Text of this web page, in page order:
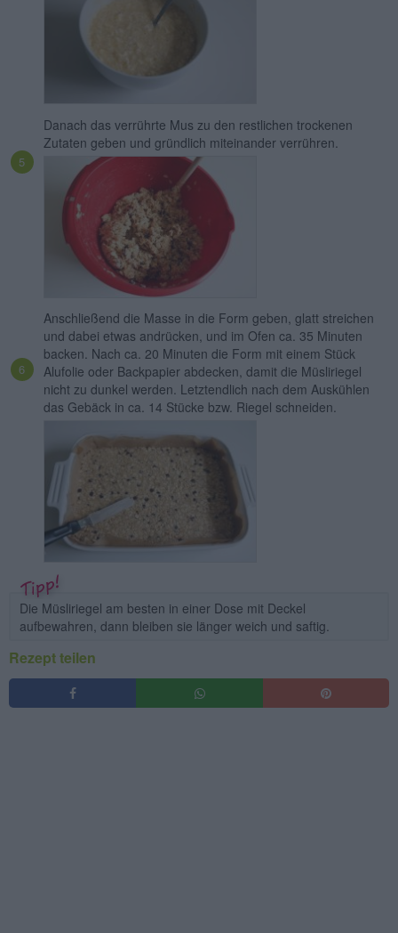
Danach das verrührte Mus zu den restlichen trockenen
Zutaten geben und gründlich miteinander verrühren.
Anschließend die Masse in die Form geben, glatt streichen
und dabei etwas andrücken, und im Ofen ca. 35 Minuten
backen. Nach ca. 20 Minuten die Form mit einem Stück
Alufolie oder Backpapier abdecken, damit die Müsliriegel
nicht zu dunkel werden. Letztendlich nach dem Auskühlen
das Gebäck in ca. 14 Stücke bzw. Riegel schneiden.
Die Müsliriegel am besten in einer Dose mit Deckel
aufbewahren, dann bleiben sie länger weich und saftig.
Rezept teilen